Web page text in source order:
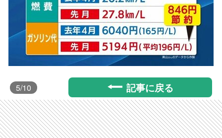
5/10 記事に戻る